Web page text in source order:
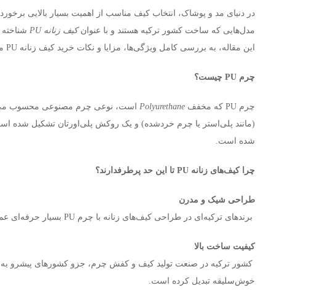
در دنیای مد و پوشاک، انتخاب کیف مناسب از اهمیت بسیار بالایی
مدل‌هایی که ساخت کشور ترکیه‌ هستند و با عنوانکیف زنانه PU
این مقاله، به بررسی کامل ویژگی‌ها، مزایا و نکات خرید کیف زنانه PU
چرم PU چیست؟
چرم PU که مخفف Polyurethane است، نوعی چرم مصنوعی محسوب
(مانند پلی‌استر یا چرم خردشده) و یک روکش پلی‌اورتان تشکیل شده
شده است.
چرا کیف‌های زنانه PU تا این حد پرطرفدارند؟
طراحی شیک و مدرن
برندهای ترکیه‌ای در طراحی کیف‌های زنانه با چرم PU بسیار حرفه‌ای
کیفیت ساخت بالا
کشور ترکیه در صنعت تولید کیف و کفش چرم، جزو کشورهای پیشرو
خوش‌سلیقه تبدیل کرده است.